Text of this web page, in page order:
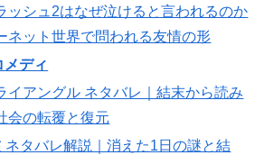
ッシュ2はなぜ泣けると言われるのか
ネット世界で問われる友情の形
メディ
イアングル ネタバレ｜結末から読み
会の転覆と復元
ネタバレ解説｜消えた1日の謎と結